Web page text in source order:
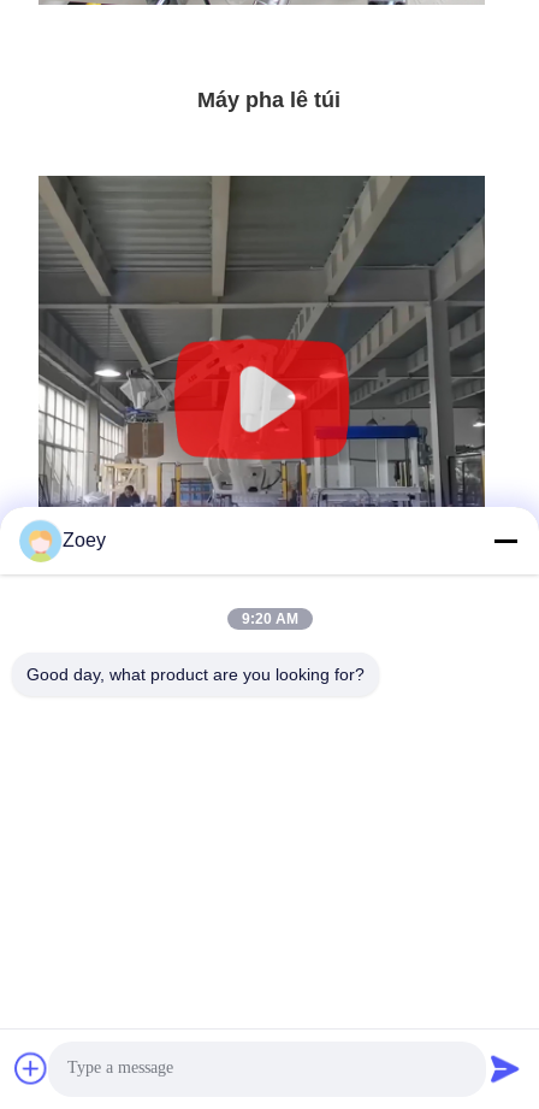
Máy pha lê túi
Zoey
9:20 AM
Good day, what product are you looking for?